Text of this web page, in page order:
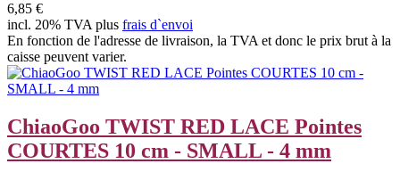
6,85 €
incl. 20% TVA plus frais d`envoi
En fonction de l'adresse de livraison, la TVA et donc le prix brut à la
caisse peuvent varier.
ChiaoGoo TWIST RED LACE Pointes
COURTES 10 cm - SMALL - 4 mm